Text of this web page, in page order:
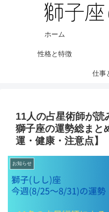
ホーム
性格と特徴
仕事
11人の占星術師が読
獅子座の運勢総まと
運・健康・注意点】
お知らせ